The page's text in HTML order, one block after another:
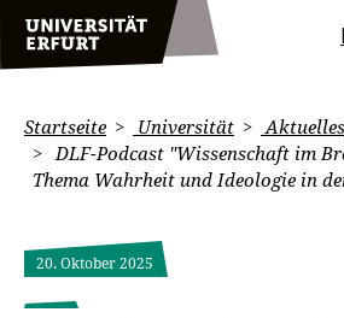
Startseite Universität Aktuelles
DLF-Podcast "Wissenschaft im
Thema Wahrheit und Ideologie in
20. Oktober 2025